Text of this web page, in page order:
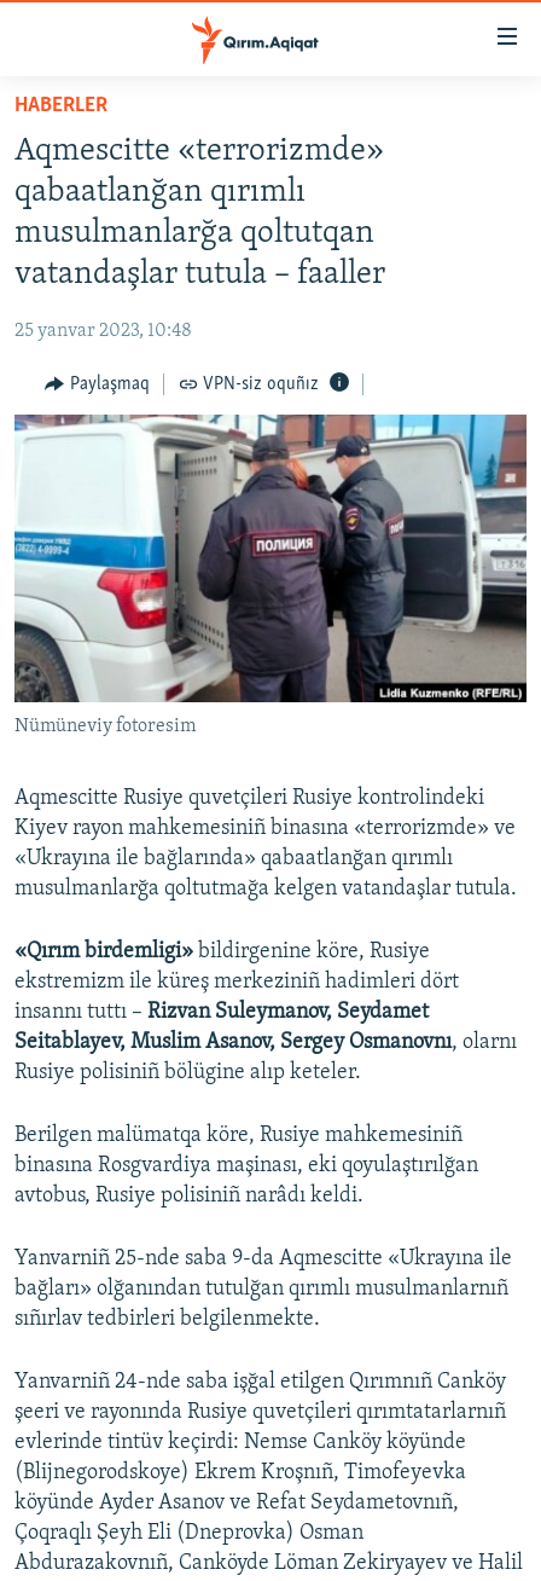
Esas
qaytmaq
Baş
navigatsiyağa
qaytmaq
Qıdıruvğa
SİYASET
İQTİSADİYAT
CEMİYET
İNSAN AQLARI
VİDEO
SÜRET
Русский
Українською
QOŞULIÑIZ!
RFE/RS bütün saytları
HABERLER
Aqmescitte «terrorizmde»
qabaatlanğan qırımlı
musulmanlarğa qoltutqan
vatandaşlar tutula – faaller
25 yanvar 2023, 10:48
Paylaşmaq VPN-siz oquñız
Nümüneviy fotoresim
Aqmescitte Rusiye quvetçileri Rusiye kontrolindeki
Kiyev rayon mahkemesiniñ binasına «terrorizmde» ve
«Ukrayına ile bağlarında» qabaatlanğan qırımlı
musulmanlarğa qoltutmağa kelgen vatandaşlar tutula.
«Qırım birdemligi» bildirgenine köre, Rusiye
ekstremizm ile küreş merkeziniñ hadimleri dört
insannı tuttı – Rizvan Suleymanov, Seydamet
Seitablayev, Muslim Asanov, Sergey Osmanovnı, olarnı
Rusiye polisiniñ bölügine alıp keteler.
Berilgen malümatqa köre, Rusiye mahkemesiniñ
binasına Rosgvardiya maşinası, eki qoyulaştırılğan
avtobus, Rusiye polisiniñ narâdı keldi.
Yanvarniñ 25-nde saba 9-da Aqmescitte «Ukrayına ile
bağları» olğanından tutulğan qırımlı musulmanlarnıñ
sıñırlav tedbirleri belgilenmekte.
Yanvarniñ 24-nde saba işğal etilgen Qırımnıñ Canköy
şeeri ve rayonında Rusiye quvetçileri qırımtatarlarnıñ
evlerinde tintüv keçirdi: Nemse Canköy köyünde
(Blijnegorodskoye) Ekrem Kroşnıñ, Timofeyevka
köyünde Ayder Asanov ve Refat Seydametovnıñ,
Çoqraqlı Şeyh Eli (Dneprovka) Osman
Abdurazakovnıñ, Canköyde Löman Zekiryayev ve Halil